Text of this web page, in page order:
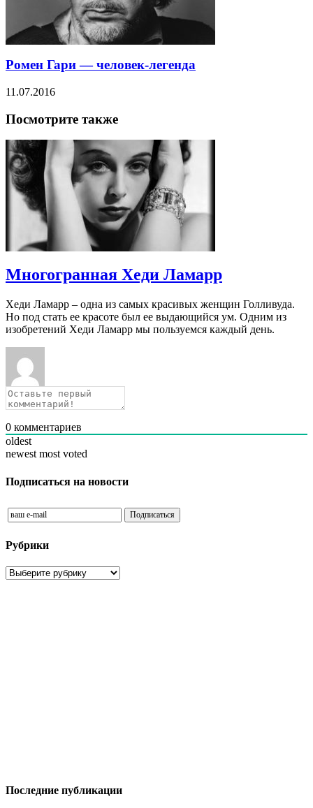
Ромен Гари — человек-легенда
11.07.2016
Посмотрите также
Многогранная Хеди Ламарр
Хеди Ламарр – одна из самых красивых женщин Голливуда.
Но под стать ее красоте был ее выдающийся ум. Одним из
изобретений Хеди Ламарр мы пользуемся каждый день.
0 комментариев
oldest
newest most voted
Подписаться на новости
Рубрики
Рубрики
Последние публикации